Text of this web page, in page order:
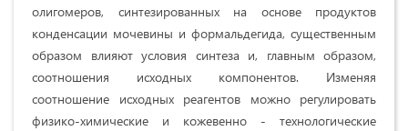
олигомеров, синтезированных на основе продуктов
конденсации мочевины и формальдегида, существенным
образом влияют условия синтеза и, главным образом,
соотношения исходных компонентов. Изменяя
соотношение исходных реагентов можно регулировать
физико-химические и кожевенно - технологические